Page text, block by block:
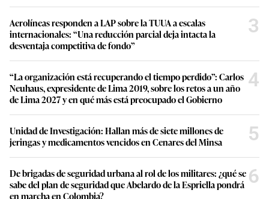
Aerolíneas responden a LAP sobre la TUUA a escalas
internacionales: “Una reducción parcial deja intacta la
desventaja competitiva de fondo”
3
“La organización está recuperando el tiempo perdido”: Carlos
Neuhaus, expresidente de Lima 2019, sobre los retos a un año
de Lima 2027 y en qué más está preocupado el Gobierno
4
Unidad de Investigación: Hallan más de siete millones de
jeringas y medicamentos vencidos en Cenares del Minsa
5
De brigadas de seguridad urbana al rol de los militares: ¿qué se
sabe del plan de seguridad que Abelardo de la Espriella pondrá
en marcha en Colombia?
6